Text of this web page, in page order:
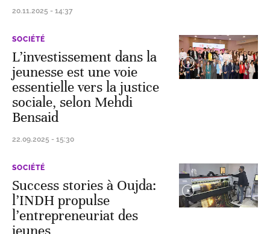
20.11.2025 - 14:37
SOCIÉTÉ
L’investissement dans la
jeunesse est une voie
essentielle vers la justice
sociale, selon Mehdi
Bensaid
22.09.2025 - 15:30
SOCIÉTÉ
Success stories à Oujda:
l’INDH propulse
l’entrepreneuriat des